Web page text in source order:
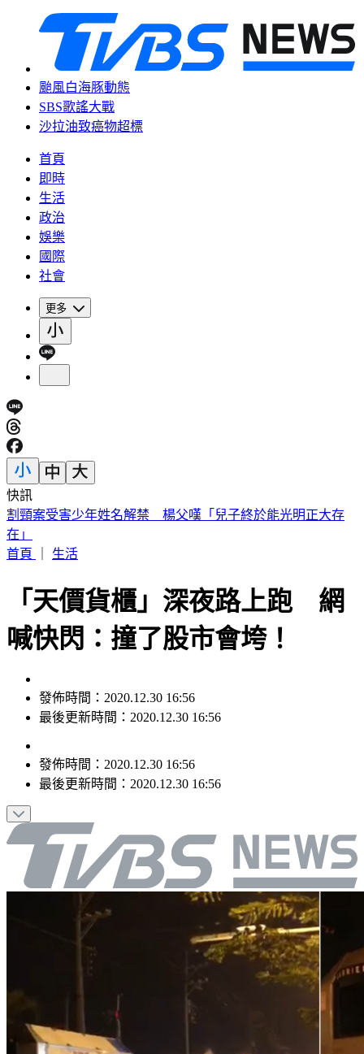
颱風白海豚動態
SBS歌謠大戰
沙拉油致癌物超標
首頁
即時
生活
政治
娛樂
國際
社會
更多
快訊
白海豚颱風「最新暴風侵襲率」這縣市最高
首頁
「天價貨櫃」深夜路上跑 網
喊快閃：撞了股市會垮！
最後更新時間：2020.12.30 16:56
最後更新時間：2020.12.30 16:56